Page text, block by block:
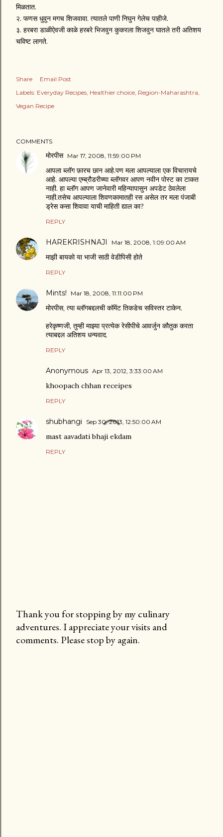
मिळतात.
२. फणस धुवुन मगच शिजवावा. त्यातले पाणी निघुन गेलेच पाहीजे.
३. हरबरा डाळीऐवजी काळे हरबरे भिजवुन कुकरला शिजवुन घातले तरी अतिशय
चविष्ट लागते.
Share
Email Post
Labels: Everyday Recipes Healthier choice Region-Maharashtra
Vegan Recipe
COMMENTS
मोरपीस Mar 17, 2008, 11:59:00 PM
आपला ब्लॉग फ़ारच छान आहे.पण मला आपल्याला एक विचारायचे
आहे. आपल्या एम्ब्रौडरीच्या ब्लॉगवर आपण नवीन पोस्ट का टाकत
नाही. हा ब्लॉग आपण जानेवारी महिन्यापासुन अपडेट ठेवलेला
नाही.तसेच आपल्याला शिवणकामातही रस असेल तर मला पंजाबी
ड्रेस कसा शिवावा याची माहिती द्याल का?
REPLY
HAREKRISHNAJI Mar 18, 2008, 1:09:00 AM
माझी बायको या भाजी साठी वेडीपिसी होते
REPLY
Mints! Mar 18, 2008, 11:11:00 PM
मोरपीस, त्या ब्लॉगबद्दलची कॉमेंट तिकडेच सविस्तर टाकेन.
हरेकृष्णजी, तुम्ही माझ्या प्रत्येक रेसीपीचे आवर्जुन कौतुक करता
त्याबद्दल अतिशय धन्यवाद.
REPLY
Anonymous Apr 13, 2012, 3:33:00 AM
khoopach chhan receipes
REPLY
shubhangi Sep 30, 2013, 12:50:00 AM
mast aavadati bhaji ekdam
REPLY
P
o
Thank you for stopping by my culinary
adventures. I appreciate your visits and
comments. Please stop by again.